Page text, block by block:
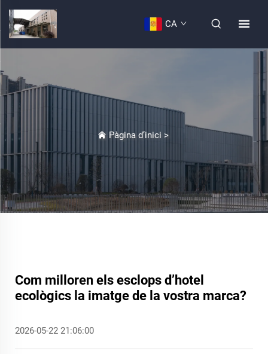
CA
Pàgina d’inici >
Com milloren els esclops d’hotel
ecològics la imatge de la vostra marca?
2026-05-22 21:06:00